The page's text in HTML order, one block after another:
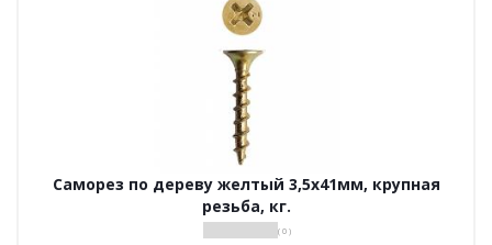
Саморез по дереву желтый 3,5х41мм, крупная
резьба, кг.
( 0 )